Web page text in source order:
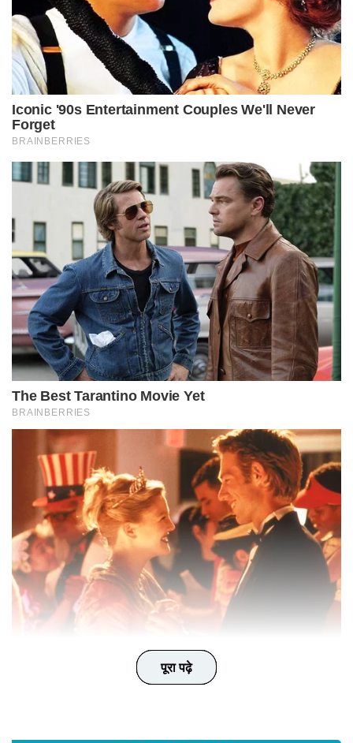
पूरा पढ़े
पूरा पढ़े
पूरा पढ़े
पूरा पढ़े
पूरा पढ़े